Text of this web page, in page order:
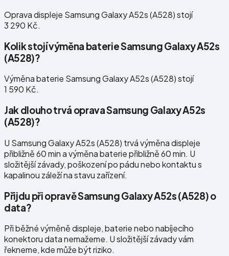
Oprava displeje Samsung Galaxy A52s (A528) stojí
3 290 Kč.
Kolik stojí výměna baterie Samsung Galaxy A52s
(A528)?
Výměna baterie Samsung Galaxy A52s (A528) stojí
1 590 Kč.
Jak dlouho trvá oprava Samsung Galaxy A52s
(A528)?
U Samsung Galaxy A52s (A528) trvá výměna displeje
přibližně 60 min a výměna baterie přibližně 60 min. U
složitější závady, poškození po pádu nebo kontaktu s
kapalinou záleží na stavu zařízení.
Přijdu při opravě Samsung Galaxy A52s (A528) o
data?
Při běžné výměně displeje, baterie nebo nabíjecího
konektoru data nemažeme. U složitější závady vám
řekneme, kde může být riziko.